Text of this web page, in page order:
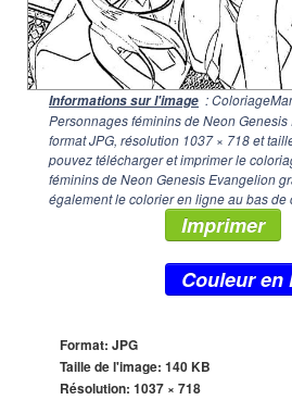
Informations sur l'image :
Personnages féminins de Neon
format JPG, résolution 1037 × 718et
pouvez télécharger et imprimer le
féminins de Neon Genesis Evangelion
également le colorier en ligne au bas de
Imprimer
Couleur en
Format: JPG
Taille de l'image: 140 KB
Résolution: 1037 × 718